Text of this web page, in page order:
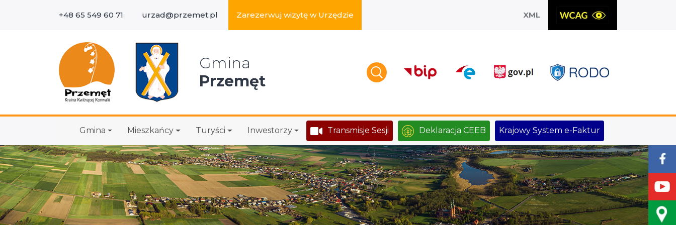
+48 65 549 60 71 urzad@przemet.pl Zarezerwuj wizytę w Urzędzie XML
Gmina
Przemęt
Gmina Mieszkańcy Turyści Inwestorzy Transmisje Sesji Deklaracja CEEB Krajowy System e-Faktur
Wyszukaj w serwisie